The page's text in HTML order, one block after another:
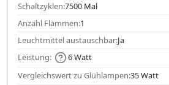
Schaltzyklen:7500 Mal
Anzahl Flammen:1
Leuchtmittel austauschbar:Ja
Leistung:
6 Watt
Vergleichswert zu Glühlampen:35 Watt